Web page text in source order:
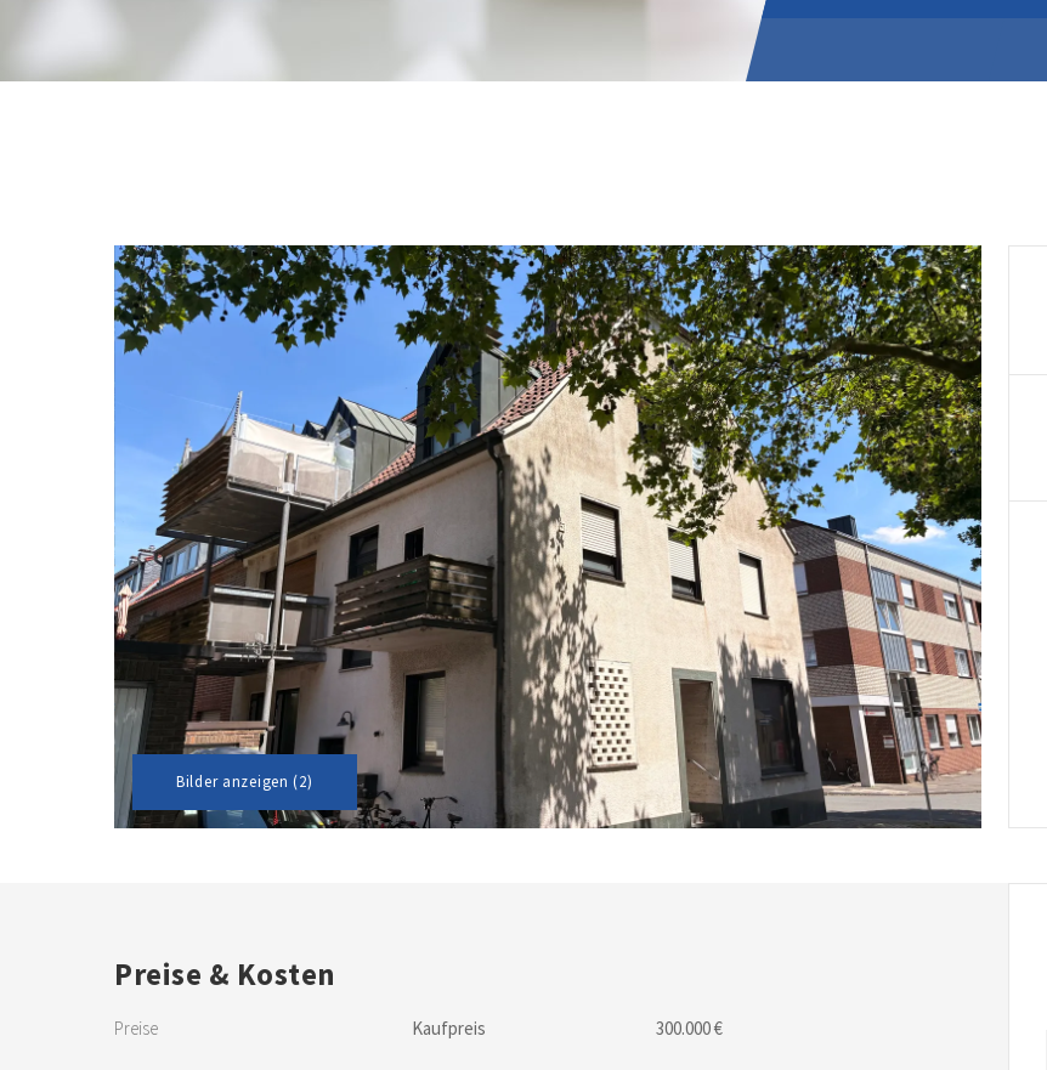
Bilder anzeigen (2)
Preise & Kosten
Preise Kaufpreis 300.000 €